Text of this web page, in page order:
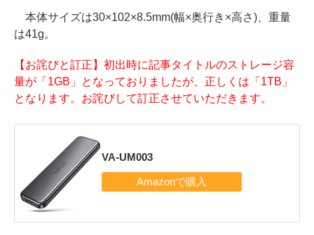
本体サイズは30×102×8.5mm(幅×奥行き×高さ)、重量
は41g。
【お詫びと訂正】初出時に記事タイトルのストレージ容
量が「1GB」となっておりましたが、正しくは「1TB」
となります。お詫びして訂正させていただきます。
VA-UM003